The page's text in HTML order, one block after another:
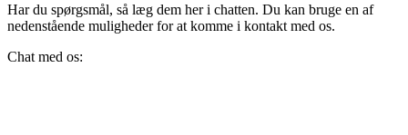
Har du spørgsmål, så læg dem her i chatten. Du kan bruge en af
nedenstående muligheder for at komme i kontakt med os.
Chat med os: